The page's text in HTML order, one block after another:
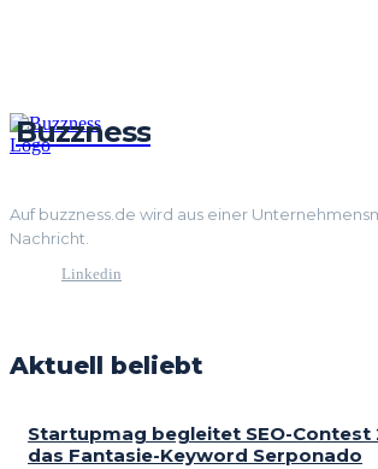
Buzzness
Auf buzzness.de wird aus einer
Nachricht.
Linkedin
Aktuell beliebt
Startupmag begleitet SEO-Contest
das Fantasie-Keyword Serponado